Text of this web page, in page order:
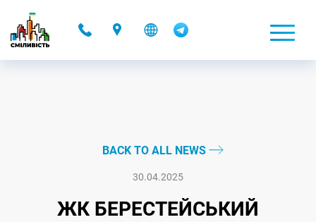
BACK TO ALL NEWS
30.04.2025
ЖК БЕРЕСТЕЙСЬКИЙ